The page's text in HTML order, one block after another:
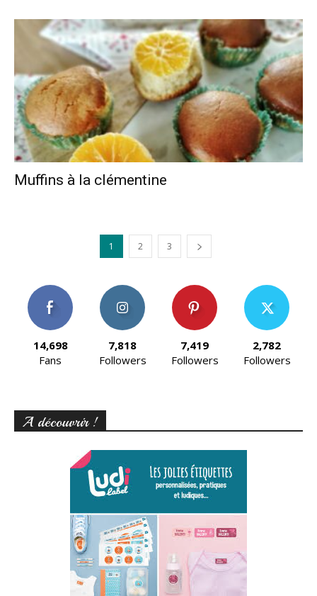
Muffins à la clémentine
1 2 3
14,698
Fans
7,818
Followers
7,419
Followers
2,782
Followers
A découvrir !